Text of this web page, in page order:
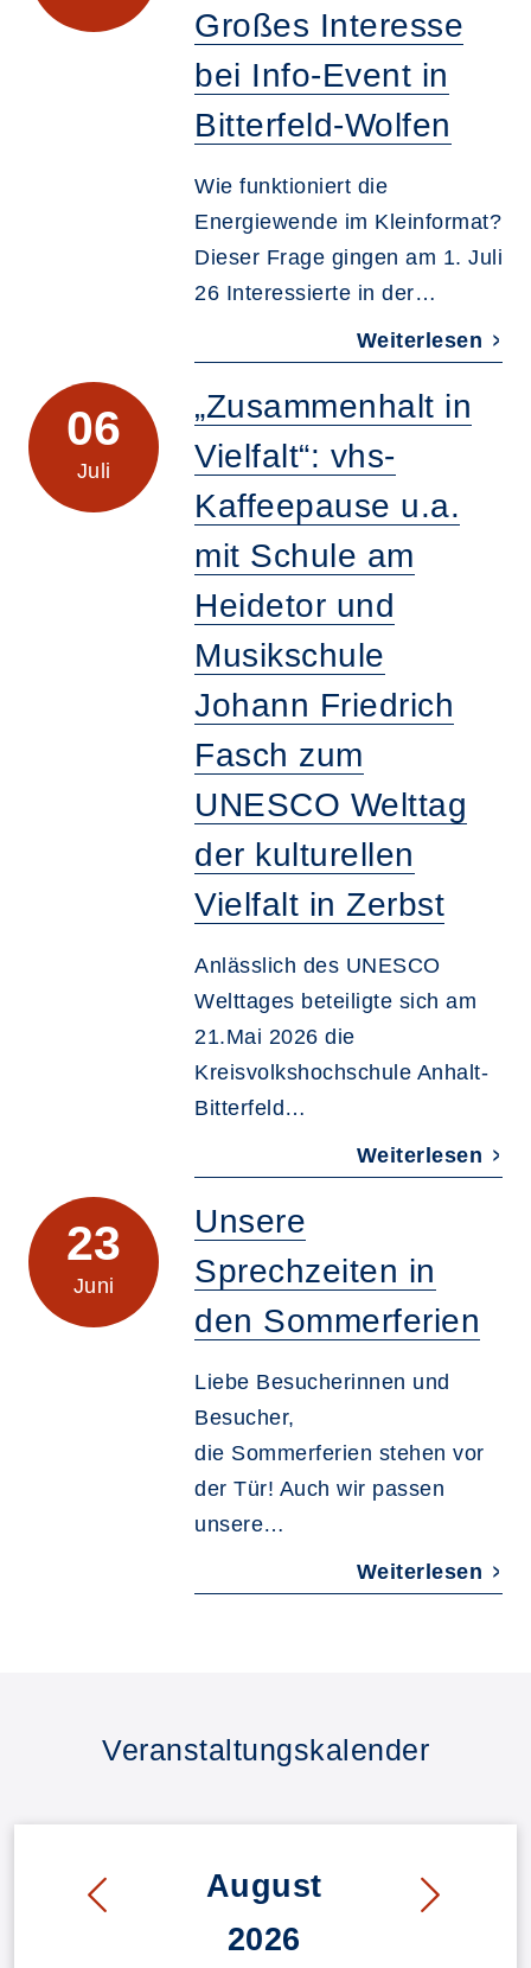
Großes Interesse
bei Info-Event in
Bitterfeld-Wolfen
Wie funktioniert die
Energiewende im Kleinformat?
Dieser Frage gingen am 1. Juli
26 Interessierte in der…
Weiterlesen
06
Juli
„Zusammenhalt in
Vielfalt“: vhs-
Kaffeepause u.a.
mit Schule am
Heidetor und
Musikschule
Johann Friedrich
Fasch zum
UNESCO Welttag
der kulturellen
Vielfalt in Zerbst
Anlässlich des UNESCO
Welttages beteiligte sich am
21.Mai 2026 die
Kreisvolkshochschule Anhalt-
Bitterfeld…
Weiterlesen
23
Juni
Unsere
Sprechzeiten in
den Sommerferien
Liebe Besucherinnen und
Besucher,
die Sommerferien stehen vor
der Tür! Auch wir passen
unsere…
Weiterlesen
Veranstaltungskalender
August
2026